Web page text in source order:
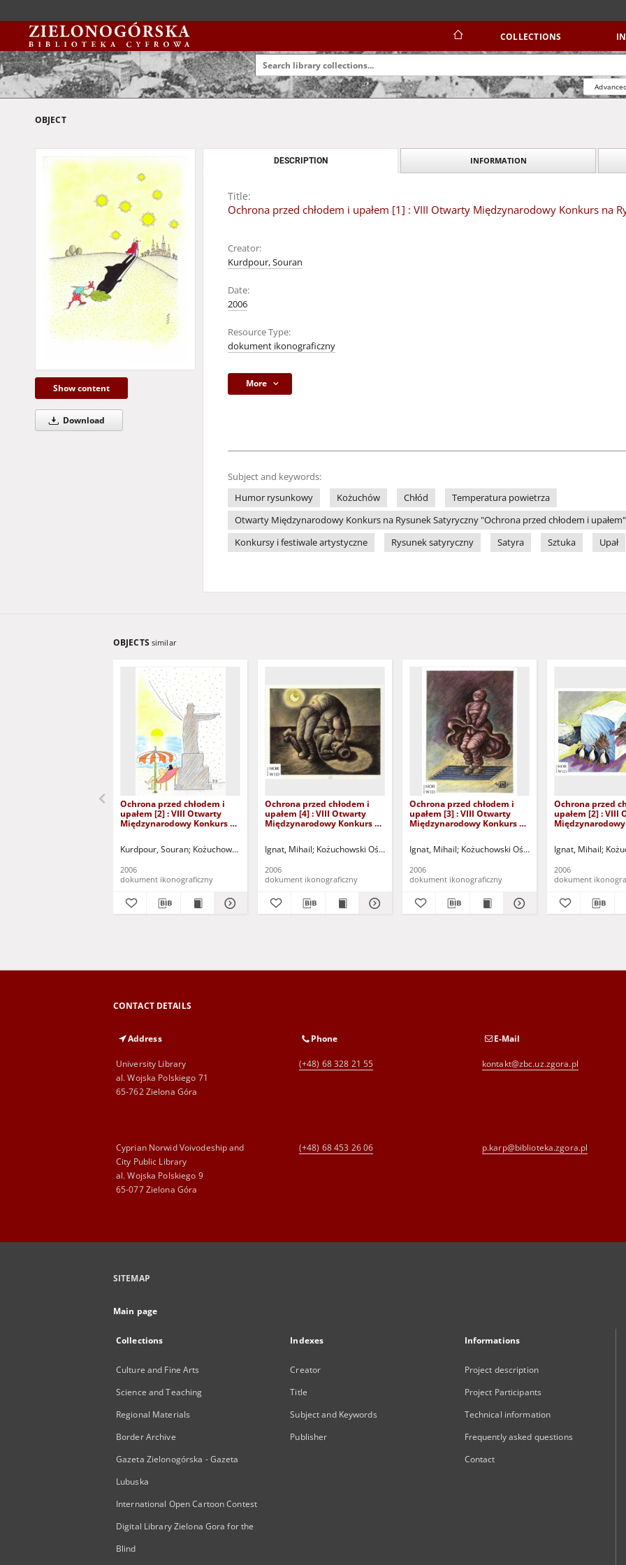
COLLECTIONS
OBJECT
Show content
Download
DESCRIPTION INFORMATION
Title:
Ochrona przed chłodem i upałem [1] : VIII Otwarty Międzynarodowy Konkurs na
Creator:
Kurdpour, Souran
Date:
2006
Resource Type:
dokument ikonograficzny
More
Subject and keywords:
Humor rysunkowy
Kożuchów Chłód
Temperatura powietrza
Otwarty Międzynarodowy Konkurs na Rysunek Satyryczny "Ochrona przed chłodem i
Konkursy i festiwale artystyczne
Rysunek satyryczny Satyra Sztuka Upał
OBJECTS similar
Ochrona przed chłodem i
upałem [2] : VIII Otwarty
Międzynarodowy Konkurs na
Kurdpour, Souran Kożuchowski Ośrodek Kultury i Sportu "Zamek" (Kożuchów). (ul. Klasztorna 14, 67-120 Kożuchów, tel. (068) 553-
2006
dokument ikonograficzny
Ochrona przed chłodem i
upałem [4] : VIII Otwarty
Międzynarodowy Konkurs na
Ignat, Mihail Kożuchowski Ośrodek Kultury i Sportu "Zamek" (Kożuchów). (ul. Klasztorna 14,
2006
dokument ikonograficzny
Ochrona przed chłodem i
upałem [3] : VIII Otwarty
Międzynarodowy Konkurs na
Ignat, Mihail Kożuchowski Ośrodek Kultury i Sportu
2006
dokument ikonograficzny
Ochrona przed
upałem [2] : VIII
Międzynarodowy
Ignat, Mihail
2006
dokument
CONTACT DETAILS
Address
University Library
al. Wojska Polskiego 71
65-762 Zielona Góra
Phone
(+48) 68 328 21 55
E-Mail
kontakt@zbc.uz.zgora.pl
Cyprian Norwid Voivodeship and
City Public Library
al. Wojska Polskiego 9
65-077 Zielona Góra
(+48) 68 453 26 06 p.karp@biblioteka.zgora.pl
SITEMAP
Main page
Collections
Culture and Fine Arts
Science and Teaching
Regional Materials
Border Archive
Gazeta Zielonogórska - Gazeta
Lubuska
International Open Cartoon Contest
Digital Library Zielona Gora for the
Blind
Indexes
Creator
Title
Subject and Keywords
Publisher
Informations
Project description
Project Participants
Technical information
Frequently asked questions
Contact